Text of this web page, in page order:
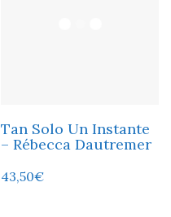
Tan Solo Un Instante
– Rébecca Dautremer
43,50€